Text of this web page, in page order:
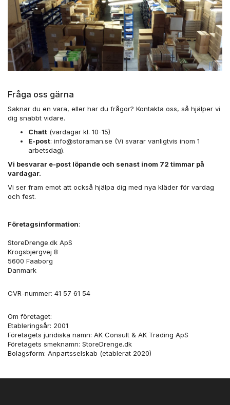
Fråga oss gärna
Saknar du en vara, eller har du frågor? Kontakta oss, så hjälper vi
dig snabbt vidare.
Chatt (vardagar kl. 10-15)
E-post: info@storaman.se (Vi svarar vanligtvis inom 1
arbetsdag).
Vi besvarar e-post löpande och senast inom 72 timmar på
vardagar.
Vi ser fram emot att också hjälpa dig med nya kläder för vardag
och fest.
Företagsinformation:
StoreDrenge.dk ApS
Krogsbjergvej 8
5600 Faaborg
Danmark
CVR-nummer: 41 57 61 54
Om företaget:
Etableringsår: 2001
Företagets juridiska namn: AK Consult & AK Trading ApS
Företagets smeknamn: StoreDrenge.dk
Bolagsform: Anpartsselskab (etablerat 2020)